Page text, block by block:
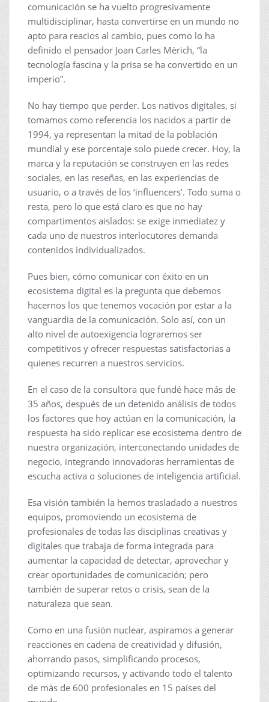
comunicación se ha vuelto progresivamente
multidisciplinar, hasta convertirse en un mundo no
apto para reacios al cambio, pues como lo ha
definido el pensador Joan Carles Mèrich, “la
tecnología fascina y la prisa se ha convertido en un
imperio”.
No hay tiempo que perder. Los nativos digitales, si
tomamos como referencia los nacidos a partir de
1994, ya representan la mitad de la población
mundial y ese porcentaje solo puede crecer. Hoy, la
marca y la reputación se construyen en las redes
sociales, en las reseñas, en las experiencias de
usuario, o a través de los ‘influencers’. Todo suma o
resta, pero lo que está claro es que no hay
compartimentos aislados: se exige inmediatez y
cada uno de nuestros interlocutores demanda
contenidos individualizados.
Pues bien, cómo comunicar con éxito en un
ecosistema digital es la pregunta que debemos
hacernos los que tenemos vocación por estar a la
vanguardia de la comunicación. Solo así, con un
alto nivel de autoexigencia lograremos ser
competitivos y ofrecer respuestas satisfactorias a
quienes recurren a nuestros servicios.
En el caso de la consultora que fundé hace más de
35 años, después de un detenido análisis de todos
los factores que hoy actúan en la comunicación, la
respuesta ha sido replicar ese ecosistema dentro de
nuestra organización, interconectando unidades de
negocio, integrando innovadoras herramientas de
escucha activa o soluciones de inteligencia artificial.
Esa visión también la hemos trasladado a nuestros
equipos, promoviendo un ecosistema de
profesionales de todas las disciplinas creativas y
digitales que trabaja de forma integrada para
aumentar la capacidad de detectar, aprovechar y
crear oportunidades de comunicación; pero
también de superar retos o crisis, sean de la
naturaleza que sean.
Como en una fusión nuclear, aspiramos a generar
reacciones en cadena de creatividad y difusión,
ahorrando pasos, simplificando procesos,
optimizando recursos, y activando todo el talento
de más de 600 profesionales en 15 países del